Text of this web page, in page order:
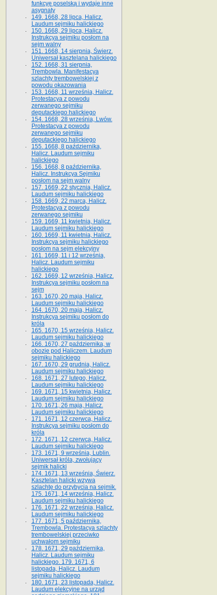
funkcyę poselską i wydaje inne
asygnaty
149. 1668, 28 lipca, Halicz.
Laudum sejmiku halickiego
150. 1668, 29 lipca, Halicz.
Instrukcya sejmiku posłom na
sejm walny
151. 1668, 14 sierpnia, Świerz.
Uniwersał kasztelana halickiego
152. 1668, 31 sierpnia,
Trembowla. Manifestacya
szlachty trembowelskiej z
powodu okazowania
153. 1668, 11 września, Halicz.
Protestacya z powodu
zerwanego sejmiku
deputackiego halickiego
154. 1668, 28 września, Lwów.
Protestacya z powodu
zerwanego sejmiku
deputackiego halickiego
155. 1668, 8 października,
Halicz. Laudum sejmiku
halickiego
156. 1668, 8 października,
Halicz. Instrukcya Sejmiku
posłom na sejm walny
157. 1669, 22 stycznia, Halicz.
Laudum sejmiku halickiego
158. 1669, 22 marca, Halicz.
Protestacya z powodu
zerwanego sejmiku
159. 1669, 11 kwietnia, Halicz.
Laudum sejmiku halickiego
160. 1669, 11 kwietnia, Halicz.
Instrukcya sejmiku halickiego
posłom na sejm elekcyjny
161. 1669, 11 i 12 września,
Halicz. Laudum sejmiku
halickiego
162. 1669, 12 września, Halicz.
Instrukcya sejmiku posłom na
sejm
163. 1670, 20 maja, Halicz.
Laudum sejmiku halickiego
164. 1670, 20 maja, Halicz.
Instrukcya sejmiku posłom do
króla
165. 1670, 15 września, Halicz.
Laudum sejmiku halickiego
166. 1670, 27 października, w
obozie pod Haliczem. Laudum
sejmiku halickiego
167. 1670, 29 grudnia, Halicz.
Laudum sejmiku halickiego
168. 1671, 27 lutego, Halicz.
Laudum sejmiku halickiego
169. 1671, 15 kwietnia, Halicz.
Laudum sejmiku halickiego
170. 1671, 26 maja, Halicz.
Laudum sejmiku halickiego
171. 1671, 12 czerwca, Halicz.
Instrukcya sejmiku posłom do
króla
172. 1671, 12 czerwca, Halicz.
Laudum sejmiku halickiego
173. 1671, 9 września, Lublin.
Uniwersał króla, zwołujący
sejmik halicki
174. 1671, 13 września, Świerz.
Kasztelan halicki wzywa
szlachtę do przybycia na sejmik.
175. 1671, 14 września, Halicz.
Laudum sejmiku halickiego
176. 1671, 22 września, Halicz.
Laudum sejmiku halickiego
177. 1671, 5 października,
Trembowla. Protestacya szlachty
trembowelskiej przeciwko
uchwałom sejmiku
178. 1671, 29 października,
Halicz. Laudum sejmiku
halickiego. 179. 1671, 6
listopada, Halicz. Laudum
sejmiku halickiego
180. 1671, 23 listopada, Halicz.
Laudum elekcyjne na urząd